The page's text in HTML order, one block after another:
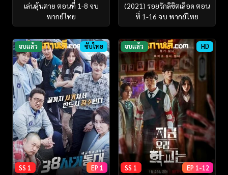
เล่นลุ้นตาย ตอนที่ 1-8 จบ
พากย์ไทย
(2021) รอยรักลิขิตเลือด ตอน
ที่ 1-16 จบ พากย์ไทย
จบแล้ว ซับไทย
SS 1 EP 1
จบแล้ว HD
SS 1 EP 1-12